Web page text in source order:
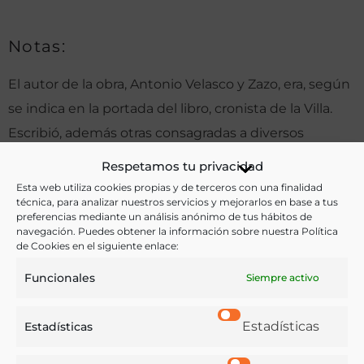
Respetamos tu privacidad
Esta web utiliza cookies propias y de terceros con una finalidad
técnica, para analizar nuestros servicios y mejorarlos en base a tus
preferencias mediante un análisis anónimo de tus hábitos de
navegación. Puedes obtener la información sobre nuestra Política
de Cookies en el siguiente enlace:
Funcionales Siempre activo
Estadísticas Estadísticas
Notas:
El autor de la obra, Antonio Velasco y Zazo, era, según
se indica en la portada del libro, cronista de la Villa.
Escribió, además otras consagradas a diversos
Panorama de Madrid.
Tertulias literarias , Las tiendas humildes oFlorilegio
de los cafés.
Gastronomía